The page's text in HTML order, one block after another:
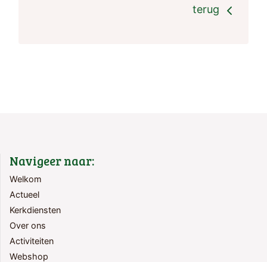
terug
Navigeer naar:
Welkom
Actueel
Kerkdiensten
Over ons
Activiteiten
Webshop